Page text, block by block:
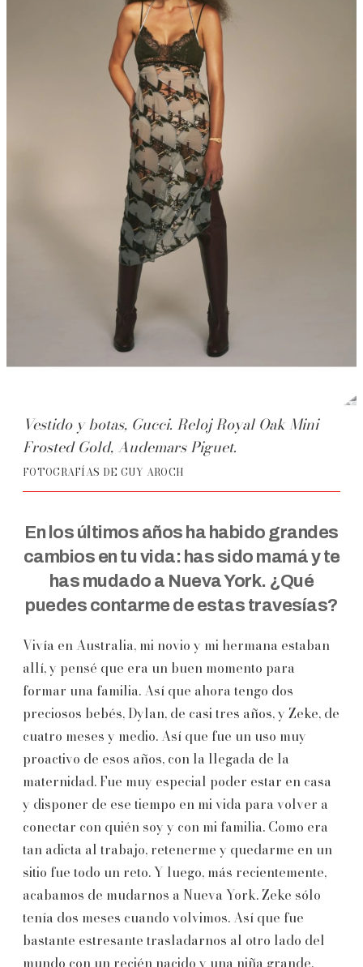
Vestido y botas, Gucci. Reloj Royal Oak Mini
Frosted Gold, Audemars Piguet.
FOTOGRAFÍAS DE GUY AROCH
En los últimos años ha habido grandes
cambios en tu vida: has sido mamá y te
has mudado a Nueva York. ¿Qué
puedes contarme de estas travesías?
Vivía en Australia, mi novio y mi hermana estaban
allí, y pensé que era un buen momento para
formar una familia. Así que ahora tengo dos
preciosos bebés, Dylan, de casi tres años, y Zeke, de
cuatro meses y medio. Así que fue un uso muy
proactivo de esos años, con la llegada de la
maternidad. Fue muy especial poder estar en casa
y disponer de ese tiempo en mi vida para volver a
conectar con quién soy y con mi familia. Como era
tan adicta al trabajo, retenerme y quedarme en un
sitio fue todo un reto. Y luego, más recientemente,
acabamos de mudarnos a Nueva York. Zeke sólo
tenía dos meses cuando volvimos. Así que fue
bastante estresante trasladarnos al otro lado del
mundo con un recién nacido y una niña grande,